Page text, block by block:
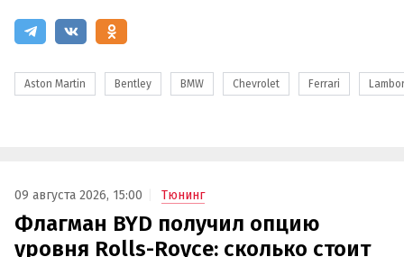
Aston Martin Bentley BMW Chevrolet Ferrari
09 августа 2026, 15:00 Тюнинг
Флагман BYD получил опцию
уровня Rolls-Royce: сколько стоит